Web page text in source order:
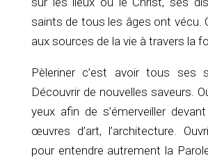
saints de tous les âges ont vécu.
aux sources de la vie à travers la
Pèleriner c’est avoir tous ses
Découvrir de nouvelles saveurs.
yeux afin de s’émerveiller
œuvres d’art, l’architecture.
pour entendre autrement la